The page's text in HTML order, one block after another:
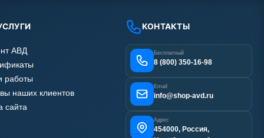
АВД
работы
наших клиентов
сайта
КОНТАКТЫ
Бесплатный
8 (800) 350-16-98
Email
info@shop-avd.ru
Адрес
454000, Россия,